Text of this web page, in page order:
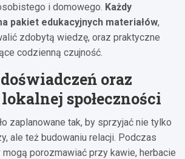
i domowego. Każdy
pakiet edukacyjnych materiałów,
zdobytą wiedzę, oraz praktyczne
codzienną czujność.
oraz
społeczności
zaplanowane tak, by sprzyjać nie tylko
ale też budowaniu relacji. Podczas
porozmawiać przy kawie, herbacie